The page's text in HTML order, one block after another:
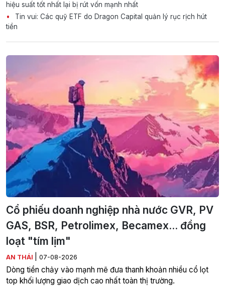
hiệu suất tốt nhất lại bị rút vốn mạnh nhất
Tin vui: Các quỹ ETF do Dragon Capital quản lý rục rịch hút
tiền
Cổ phiếu doanh nghiệp nhà nước GVR, PV
GAS, BSR, Petrolimex, Becamex... đồng
loạt "tím lịm"
AN THÁI 07-08-2026
Dòng tiền chảy vào mạnh mẽ đưa thanh khoản nhiều cổ lọt
top khối lượng giao dịch cao nhất toàn thị trường.